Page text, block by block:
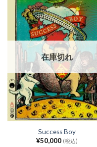
在庫切れ
Success Boy
¥50,000 (税込)